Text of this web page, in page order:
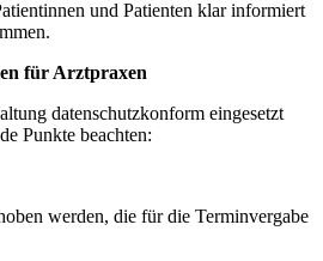
und Patienten klar informiert
für Arztpraxen
datenschutzkonform eingesetzt
Punkte beachten:
werden, die für die Terminvergabe